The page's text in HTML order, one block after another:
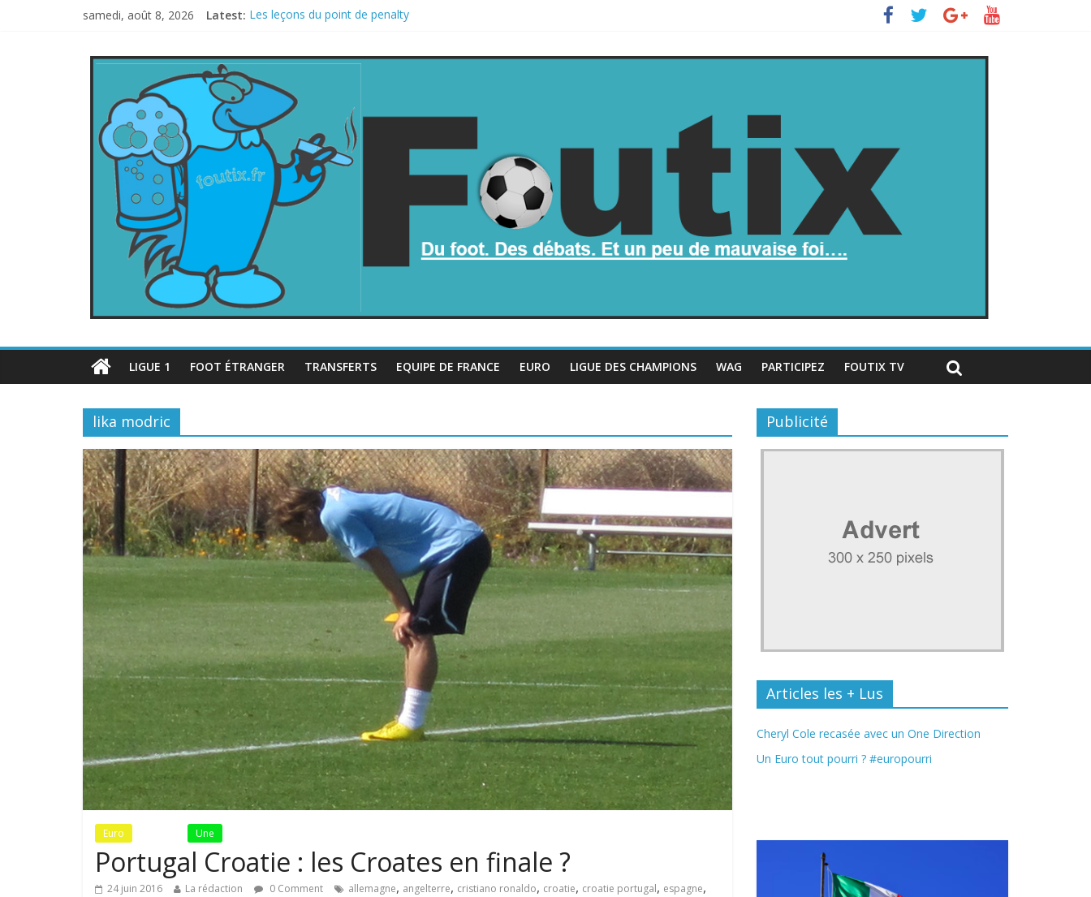
samedi, août 8, 2026 Latest: Les leçons du point de penalty
Les curiosités de la Coupe du monde
L’Inde et la Chine, trop mauvais au football ?
LIGUE 1 FOOT ÉTRANGER TRANSFERTS EQUIPE DE FRANCE EURO LIGUE DES CHAMPIONS WAG PARTICIPEZ FOUTIX TV
lika modric
Euro Une
Portugal Croatie : les Croates en finale ?
24 juin 2016 La rédaction 0 Comment allemagne, angelterre, cristiano ronaldo, croatie, croatie portugal, espagne,
Publicité
Articles les + Lus
Cheryl Cole recasée avec un One Direction
Un Euro tout pourri ? #europourri